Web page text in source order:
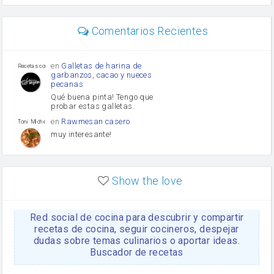
Comentarios Recientes
Recetas con sazon
en Galletas de harina de
garbanzos, cacao y nueces
pecanas
Qué buena pinta! Tengo que
probar estas galletas.
Toni Michel Caubet
en Rawmesan casero
muy interesante!
enLasaña casera fácil y
HOJALDROSA TV
enGachas de la abuela
Rosa
https://youtu.be/Mz69gcVO3sI
Rosa enReceta Del Bizcocho
Show the love
Red social de cocina para descubrir y compartir
recetas de cocina, seguir cocineros, despejar
dudas sobre temas culinarios o aportar ideas.
Buscador de recetas